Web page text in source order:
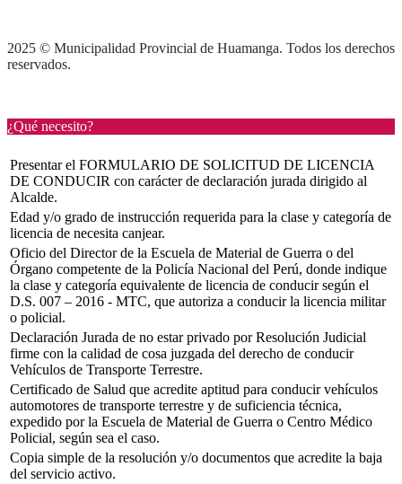
2025 © Municipalidad Provincial de Huamanga. Todos los derechos
reservados.
¿Qué necesito?
Presentar el FORMULARIO DE SOLICITUD DE LICENCIA
DE CONDUCIR con carácter de declaración jurada dirigido al
Alcalde.
Edad y/o grado de instrucción requerida para la clase y categoría de
licencia de necesita canjear.
Oficio del Director de la Escuela de Material de Guerra o del
Órgano competente de la Policía Nacional del Perú, donde indique
la clase y categoría equivalente de licencia de conducir según el
D.S. 007 – 2016 - MTC, que autoriza a conducir la licencia militar
o policial.
Declaración Jurada de no estar privado por Resolución Judicial
firme con la calidad de cosa juzgada del derecho de conducir
Vehículos de Transporte Terrestre.
Certificado de Salud que acredite aptitud para conducir vehículos
automotores de transporte terrestre y de suficiencia técnica,
expedido por la Escuela de Material de Guerra o Centro Médico
Policial, según sea el caso.
Copia simple de la resolución y/o documentos que acredite la baja
del servicio activo.